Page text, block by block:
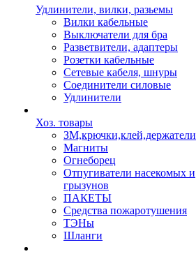
Удлинители, вилки, разьемы
Вилки кабельные
Выключатели для бра
Разветвители, адаптеры
Розетки кабельные
Сетевые кабеля, шнуры
Соединители силовые
Удлинители
Хоз. товары
ЗМ,крючки,клей,держатели
Магниты
Огнеборец
Отпугиватели насекомых и
грызунов
ПАКЕТЫ
Средства пожаротушения
ТЭНы
Шланги